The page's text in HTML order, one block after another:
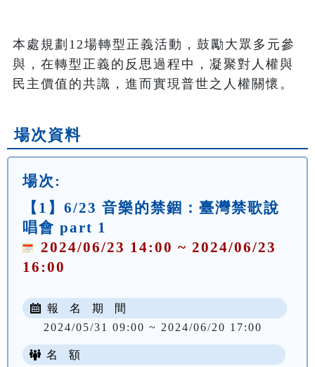
本處規劃12場轉型正義活動，鼓勵大眾多元參
與，在轉型正義的反思過程中，凝聚對人權與
民主價值的共識，進而實現普世之人權關懷。
場次資料
場次:
【1】6/23 音樂的禁錮：臺灣禁歌說
唱會 part 1
2024/06/23 14:00 ~ 2024/06/23
16:00
報 名 期 間
2024/05/31 09:00 ~ 2024/06/20 17:00
名 額